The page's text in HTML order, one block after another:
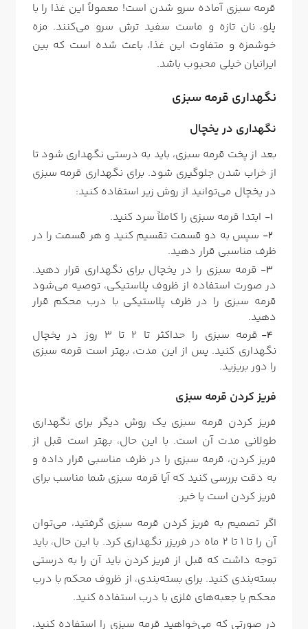
قرمه سبزی آماده سرو شدن است! معمولاً این غذا را با
پلو، نان تازه و ماست سفید ترش سرو می‌کنند. مزه
خوشمزه و متفاوت این غذا، باعث شده است که بین
ایرانیان خیلی محبوب باشد.
نگهداری قرمه سبزی
نگهداری در یخچال
بعد از پخت قرمه سبزی، باید به درستی نگهداری شود تا
از خراب شدن جلوگیری شود. برای نگهداری قرمه سبزی
در یخچال می‌توانید از روش زیر استفاده کنید:
ابتدا قرمه سبزی را کاملاً سرد کنید.
سپس به دو قسمت تقسیم کنید و هر قسمت را در
ظرف مناسبی قرار دهید.
قرمه سبزی را در یخچال برای نگهداری قرار دهید.
در صورت استفاده از ظروف پلاستیکی، توصیه می‌شود
قرمه سبزی را در ظرف پلاستیکی با درب محکم قرار
دهید.
قرمه سبزی را حداکثر تا 2 تا 3 روز در یخچال
نگهداری کنید. پس از این مدت، بهتر است قرمه سبزی
را دور بریزید.
فریز کردن قرمه سبزی
فریز کردن قرمه سبزی یک روش دیگر برای نگهداری
طولانی مدت آن است. با این حال، بهتر است قبل از
فریز کردن، قرمه سبزی را در ظرف مناسبی قرار داده و
به دقت بررسی کنید که آیا قرمه سبزی شما مناسب برای
فریز کردن است یا خیر.
اگر تصمیم به فریز کردن قرمه سبزی گرفتید، می‌توان
آن را تا 1 تا 2 ماه در فریزر نگهداری کرد. با این حال، باید
توجه داشت که قبل از فریز کردن باید آن را به درستی
بسته‌بندی کنید. برای بسته‌بندی، از ظروف محکم با درب
محکم یا جعبه‌های فلزی با درب استفاده کنید.
در صورتی که می‌خواهید قرمه سبزی را استفاده کنید،